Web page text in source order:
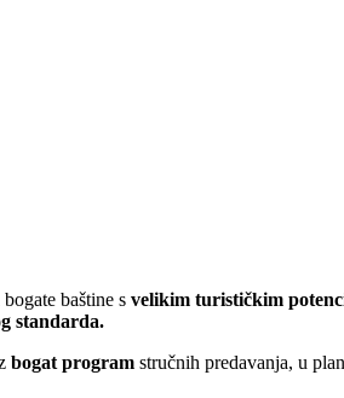
baštine s velikim turističkim
standarda.
bogat program stručnih predavanja, u